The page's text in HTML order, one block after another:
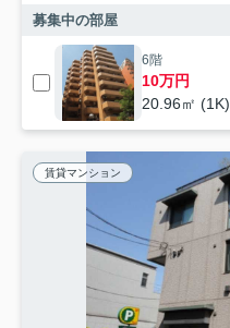
募集中の部屋
6階
10万円
20.96㎡ (1K)
賃貸マンション